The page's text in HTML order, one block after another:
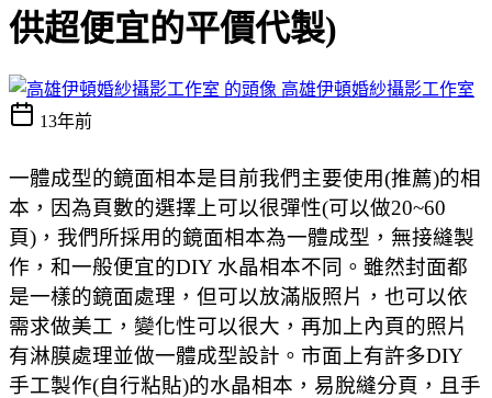
供超便宜的平價代製)
高雄伊頓婚紗攝影工作室
13年前
一體成型的鏡面相本是目前我們主要使用(推薦)的相
本，因為頁數的選擇上可以很彈性(可以做20~60
頁)，我們所採用的鏡面相本為一體成型，無接縫製
作，和一般便宜的DIY 水晶相本不同。雖然封面都
是一樣的鏡面處理，但可以放滿版照片，也可以依
需求做美工，變化性可以很大，再加上內頁的照片
有淋膜處理並做一體成型設計。市面上有許多DIY
手工製作(自行粘貼)的水晶相本，易脫縫分頁，且手